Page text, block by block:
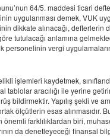
64/5. maddesi ticari
uygulanması demek, VUK
dikkate alınacağı, defterlerin
tutulacağı anlamına
personelinin vergi
işlemleri kaydetmek,
tablolar aracılığı ile yerine
bildirmektir. Yapılış şekli
ölçütlerin esas
önemli farklılıklardan biri,
da denetleyeceği finansal